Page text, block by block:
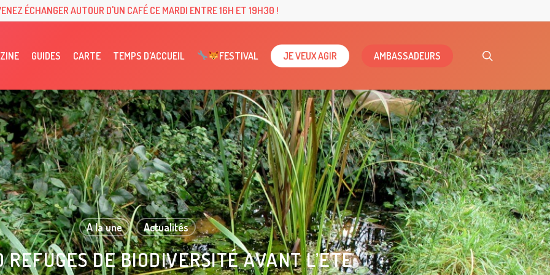
ÉCHANGER AUTOUR D'UN CAFÉ CE MARDI ENTRE 16H ET 19H30 !
GUIDES CARTE TEMPS D’ACCUEIL FESTIVAL JE VEUX AGIR AMBASSADEURS
A la une Actualités
REFUGES DE BIODIVERSITÉ AVANT L’ÉTÉ